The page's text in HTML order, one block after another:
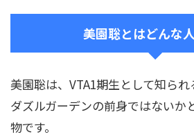
美園聡とはどんな
美園聡は、VTA1期生として知られ
ダズルガーデンの前身ではないか
物です。